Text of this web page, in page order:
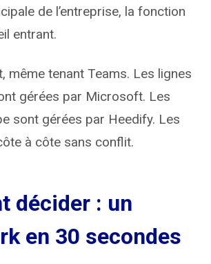
de l’entreprise, la fonction
entrant.
même tenant Teams. Les lignes
gérées par Microsoft. Les
sont gérées par Heedify. Les
à côte sans conflit.
décider : un
en 30 secondes